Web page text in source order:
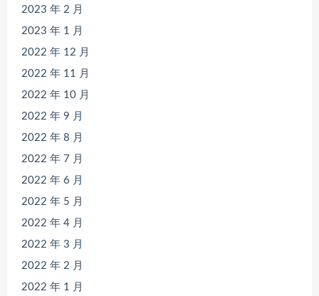
2023 年 2 月
2023 年 1 月
2022 年 12 月
2022 年 11 月
2022 年 10 月
2022 年 9 月
2022 年 8 月
2022 年 7 月
2022 年 6 月
2022 年 5 月
2022 年 4 月
2022 年 3 月
2022 年 2 月
2022 年 1 月